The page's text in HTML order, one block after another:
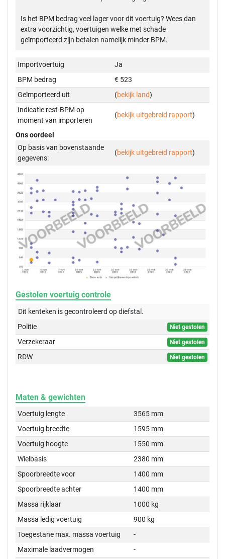
Is het BPM bedrag veel lager voor dit voertuig? Wees dan
extra voorzichtig, voertuigen welke met schade
geïmporteerd zijn betalen namelijk minder BPM.
Importvoertuig
Ja
BPM bedrag
€ 523
Geïmporteerd uit
(bekijk land)
Indicatie rest-BPM op
moment van importeren
(bekijk uitgebreid rapport)
Ons oordeel
Op basis van bovenstaande
gegevens:
(bekijk uitgebreid rapport)
Gestolen voertuig controle
Dit kenteken is gecontroleerd opdiefstal.
Politie
Niet gestolen
Verzekeraar Niet gestolen
RDW Niet gestolen
Maten & gewichten
Voertuig lengte
3565 mm
Voertuig breedte
1595 mm
Voertuig hoogte
1550 mm
Wielbasis
2380 mm
Spoorbreedte voor
1400 mm
Spoorbreedte achter
1400 mm
Massa rijklaar
1000 kg
Massa ledig voertuig
900 kg
Toegestane max. massa voertuig
-
Maximale laadvermogen
-